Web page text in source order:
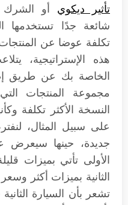
تأثير ديكوي أو
شائعة جدًا تستخدمها
تكلفة عوضا عن
هذه الإستراتيجية،
الخاصة بك عن طريق
مجموعة المنتجات
النسخة الأكثر تكلفة
على سبيل المثال،
جديدة، حينها سيعرض
تشعر بأن السيارة